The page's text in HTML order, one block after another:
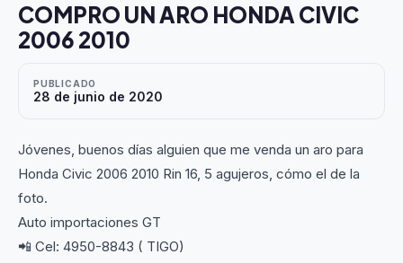
COMPRO UN ARO HONDA CIVIC
2006 2010
PUBLICADO
28 de junio de 2020
Jóvenes, buenos días alguien que me venda un aro para
Honda Civic 2006 2010 Rin 16, 5 agujeros, cómo el de la
foto.
Auto importaciones GT
📲 Cel: 4950-8843 ( TIGO)